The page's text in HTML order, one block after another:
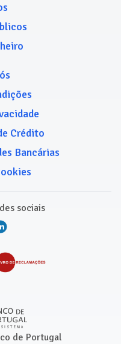
Crédito
Bancárias
de Portugal
sociais